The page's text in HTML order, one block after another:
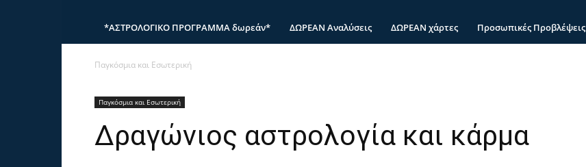
*ΑΣΤΡΟΛΟΓΙΚΟ ΠΡΟΓΡΑΜΜΑ δωρεάν* ΔΩΡΕΑΝ Αναλύσεις ΔΩΡΕΑΝ χάρτες Προσωπικές Προβλέψεις
Παγκόσμια και Εσωτερική
Παγκόσμια και Εσωτερική
Δραγώνιος αστρολογία και κάρμα